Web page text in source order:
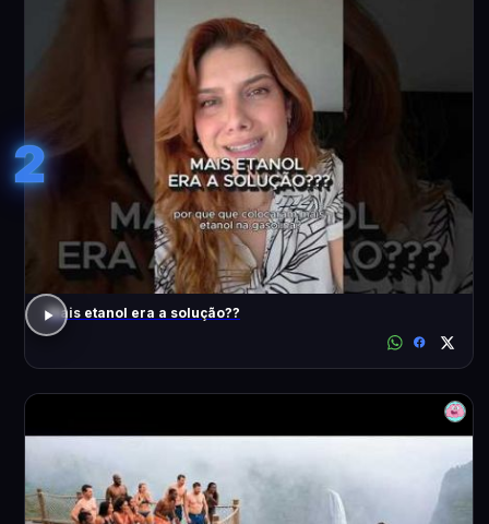
2
Mais etanol era a solução??